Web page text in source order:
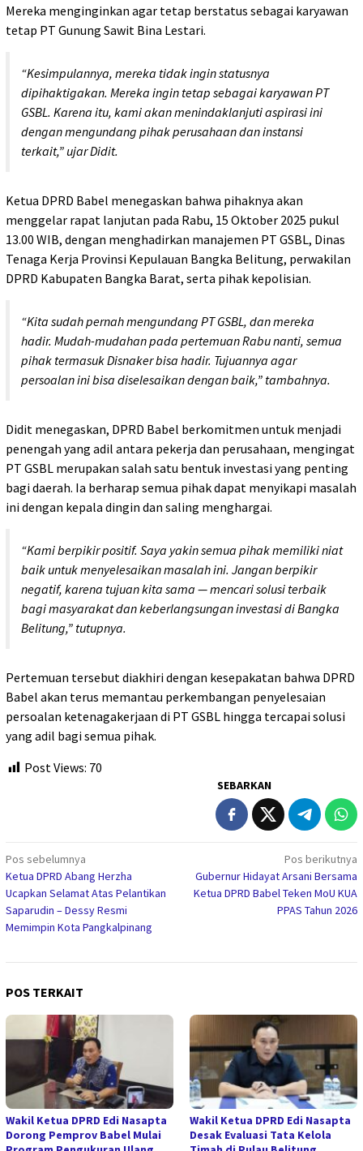
Mereka menginginkan agar tetap berstatus sebagai karyawan
tetap PT Gunung Sawit Bina Lestari.
“Kesimpulannya, mereka tidak ingin statusnya
dipihaktigakan. Mereka ingin tetap sebagai karyawan PT
GSBL. Karena itu, kami akan menindaklanjuti aspirasi ini
dengan mengundang pihak perusahaan dan instansi
terkait,” ujar Didit.
Ketua DPRD Babel menegaskan bahwa pihaknya akan
menggelar rapat lanjutan pada Rabu, 15 Oktober 2025 pukul
13.00 WIB, dengan menghadirkan manajemen PT GSBL, Dinas
Tenaga Kerja Provinsi Kepulauan Bangka Belitung, perwakilan
DPRD Kabupaten Bangka Barat, serta pihak kepolisian.
“Kita sudah pernah mengundang PT GSBL, dan mereka
hadir. Mudah-mudahan pada pertemuan Rabu nanti, semua
pihak termasuk Disnaker bisa hadir. Tujuannya agar
persoalan ini bisa diselesaikan dengan baik,” tambahnya.
Didit menegaskan, DPRD Babel berkomitmen untuk menjadi
penengah yang adil antara pekerja dan perusahaan, mengingat
PT GSBL merupakan salah satu bentuk investasi yang penting
bagi daerah. Ia berharap semua pihak dapat menyikapi masalah
ini dengan kepala dingin dan saling menghargai.
“Kami berpikir positif. Saya yakin semua pihak memiliki niat
baik untuk menyelesaikan masalah ini. Jangan berpikir
negatif, karena tujuan kita sama — mencari solusi terbaik
bagi masyarakat dan keberlangsungan investasi di Bangka
Belitung,” tutupnya.
Pertemuan tersebut diakhiri dengan kesepakatan bahwa DPRD
Babel akan terus memantau perkembangan penyelesaian
persoalan ketenagakerjaan di PT GSBL hingga tercapai solusi
yang adil bagi semua pihak.
Post Views: 70
SEBARKAN
Navigasi
pos
Pos sebelumnya
Ketua DPRD Abang Herzha
Ucapkan Selamat Atas Pelantikan
Saparudin – Dessy Resmi
Memimpin Kota Pangkalpinang
Pos berikutnya
Gubernur Hidayat Arsani Bersama
Ketua DPRD Babel Teken MoU KUA
PPAS Tahun 2026
POS TERKAIT
Wakil Ketua DPRD Edi Nasapta
Dorong Pemprov Babel Mulai
Wakil Ketua DPRD Edi Nasapta
Desak Evaluasi Tata Kelola